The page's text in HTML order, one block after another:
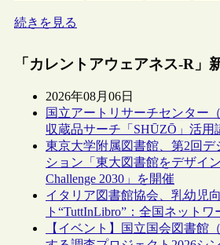
続きを見る
「カレントアウェアネス-R」
2026年08月06日
国立アートリサーチセンター
収蔵品サーチ「SHŪZŌ」活用
東京大学附属図書館、第2回デ
ション「東大図書館をデザイ
Challenge 2030」を開催
イタリア図書館協会、乳幼児
ト“TuttInLibro”：全国ネット
【イベント】国立国会図書館